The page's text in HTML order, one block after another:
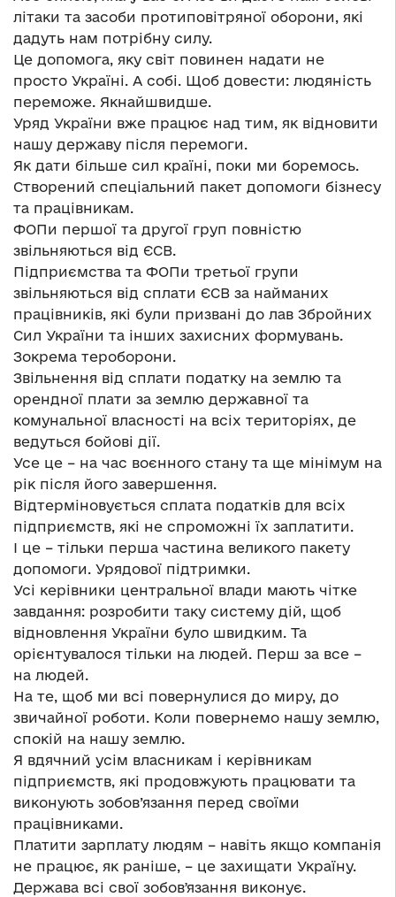
літаки та засоби протиповітряної оборони, які
дадуть нам потрібну силу.
Це допомога, яку світ повинен надати не
просто Україні. А собі. Щоб довести: людяність
переможе. Якнайшвидше.
Уряд України вже працює над тим, як відновити
нашу державу після перемоги.
Як дати більше сил країні, поки ми боремось.
Створений спеціальний пакет допомоги бізнесу
та працівникам.
ФОПи першої та другої груп повністю
звільняються від ЄСВ.
Підприємства та ФОПи третьої групи
звільняються від сплати ЄСВ за найманих
працівників, які були призвані до лав Збройних
Сил України та інших захисних формувань.
Зокрема тероборони.
Звільнення від сплати податку на землю та
орендної плати за землю державної та
комунальної власності на всіх територіях, де
ведуться бойові дії.
Усе це – на час воєнного стану та ще мінімум на
рік після його завершення.
Відтерміновується сплата податків для всіх
підприємств, які не спроможні їх заплатити.
І це – тільки перша частина великого пакету
допомоги. Урядової підтримки.
Усі керівники центральної влади мають чітке
завдання: розробити таку систему дій, щоб
відновлення України було швидким. Та
орієнтувалося тільки на людей. Перш за все –
на людей.
На те, щоб ми всі повернулися до миру, до
звичайної роботи. Коли повернемо нашу землю,
спокій на нашу землю.
Я вдячний усім власникам і керівникам
підприємств, які продовжують працювати та
виконують зобов’язання перед своїми
працівниками.
Платити зарплату людям – навіть якщо компанія
не працює, як раніше, – це захищати Україну.
Держава всі свої зобовʼязання виконує.